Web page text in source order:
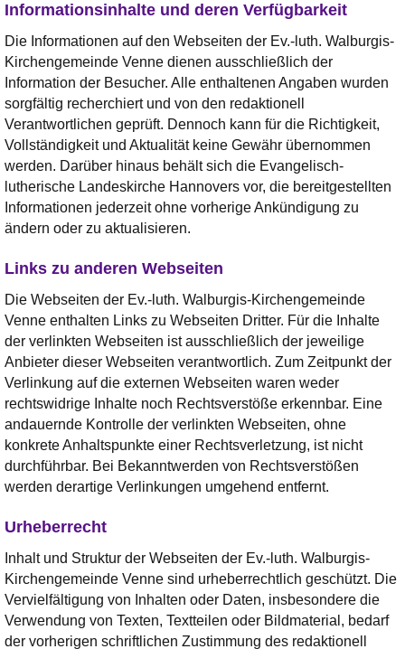
Informationsinhalte und deren Verfügbarkeit
Die Informationen auf den Webseiten der Ev.-luth. Walburgis-
Kirchengemeinde Venne dienen ausschließlich der
Information der Besucher. Alle enthaltenen Angaben wurden
sorgfältig recherchiert und von den redaktionell
Verantwortlichen geprüft. Dennoch kann für die Richtigkeit,
Vollständigkeit und Aktualität keine Gewähr übernommen
werden. Darüber hinaus behält sich die Evangelisch-
lutherische Landeskirche Hannovers vor, die bereitgestellten
Informationen jederzeit ohne vorherige Ankündigung zu
ändern oder zu aktualisieren.
Links zu anderen Webseiten
Die Webseiten der Ev.-luth. Walburgis-Kirchengemeinde
Venne enthalten Links zu Webseiten Dritter. Für die Inhalte
der verlinkten Webseiten ist ausschließlich der jeweilige
Anbieter dieser Webseiten verantwortlich. Zum Zeitpunkt der
Verlinkung auf die externen Webseiten waren weder
rechtswidrige Inhalte noch Rechtsverstöße erkennbar. Eine
andauernde Kontrolle der verlinkten Webseiten, ohne
konkrete Anhaltspunkte einer Rechtsverletzung, ist nicht
durchführbar. Bei Bekanntwerden von Rechtsverstößen
werden derartige Verlinkungen umgehend entfernt.
Urheberrecht
Inhalt und Struktur der Webseiten der Ev.-luth. Walburgis-
Kirchengemeinde Venne sind urheberrechtlich geschützt. Die
Vervielfältigung von Inhalten oder Daten, insbesondere die
Verwendung von Texten, Textteilen oder Bildmaterial, bedarf
der vorherigen schriftlichen Zustimmung des redaktionell